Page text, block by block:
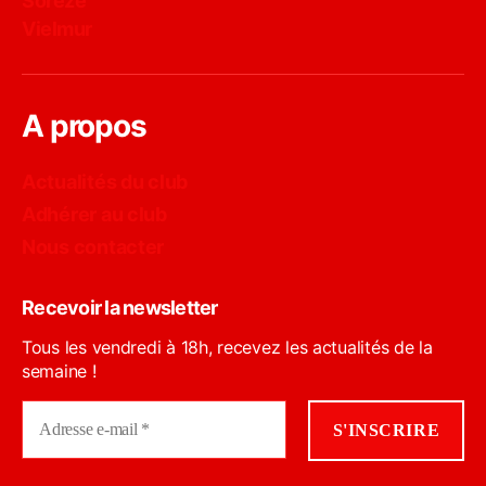
A propos
Recevoir la newsletter
Tous les vendredi à 18h, recevez les actualités de la
semaine !